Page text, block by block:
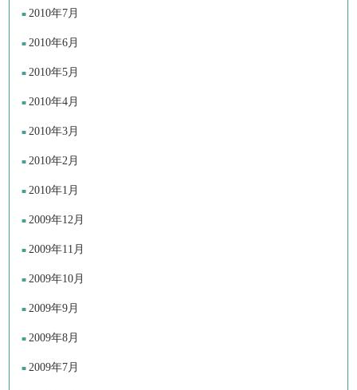
2010年7月
2010年6月
2010年5月
2010年4月
2010年3月
2010年2月
2010年1月
2009年12月
2009年11月
2009年10月
2009年9月
2009年8月
2009年7月